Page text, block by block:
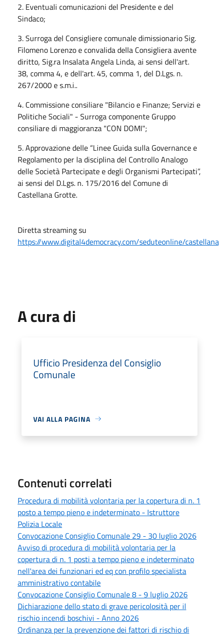
2. Eventuali comunicazioni del Presidente e del
Sindaco;
3. Surroga del Consigliere comunale dimissionario Sig.
Filomeno Lorenzo e convalida della Consigliera avente
diritto, Sig.ra Insalata Angela Linda, ai sensi dell'art.
38, comma 4, e dell'art. 45, comma 1, del D.Lgs. n.
267/2000 e s.m.i..
4. Commissione consiliare "Bilancio e Finanze; Servizi e
Politiche Sociali" - Surroga componente Gruppo
consiliare di maggioranza "CON DOMI";
5. Approvazione delle “Linee Guida sulla Governance e
Regolamento per la disciplina del Controllo Analogo
delle Società Partecipate e degli Organismi Partecipati”,
ai sensi del D.Lgs. n. 175/2016 del Comune di
Castellana Grotte.
Diretta streaming su
https://www.digital4democracy.com/seduteonline/
A cura di
Ufficio Presidenza del Consiglio
Comunale
VAI ALLA PAGINA
Contenuti correlati
Procedura di mobilità volontaria per la copertura di n. 1
posto a tempo pieno e indeterminato - Istruttore
Polizia Locale
Convocazione Consiglio Comunale 29 - 30 luglio 2026
Avviso di procedura di mobilità volontaria per la
copertura di n. 1 posti a tempo pieno e indeterminato
nell'area dei funzionari ed eq con profilo specialista
amministrativo contabile
Convocazione Consiglio Comunale 8 - 9 luglio 2026
Dichiarazione dello stato di grave pericolosità per il
rischio incendi boschivi - Anno 2026
Ordinanza per la prevenzione dei fattori di rischio di